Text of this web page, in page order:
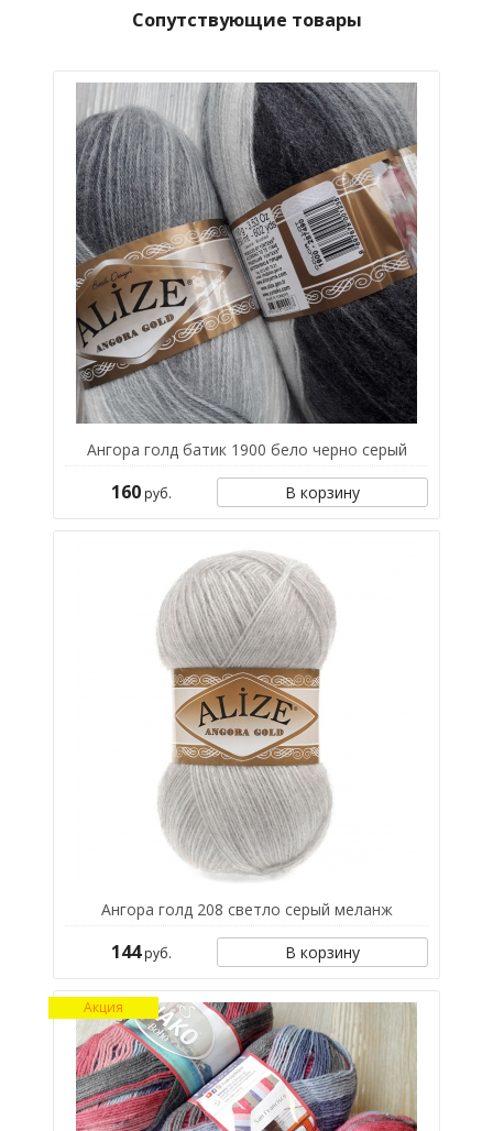
Сопутствующие товары
Ангора голд батик 1900 бело черно серый
160руб. В корзину
Ангора голд 208 светло серый меланж
144руб. В корзину
Акция